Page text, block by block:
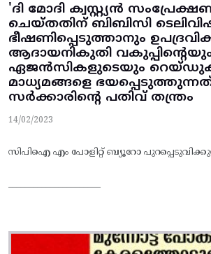
'ദി മോദി ക്വസ്റ്റ്യൻ
ചെയ്തതിന് ബിബിസി
ഭീഷണിപ്പെടുത്താനും
ആദായനികുതി വകുപ്പിന്റെയും
ഏജൻസികളുടെയും
മാധ്യമങ്ങളെ
സർക്കാരിന്റെ പതിവ് തന്ത്രം
14/02/2023
സിപിഐ എം പോളിറ്റ് ബ്യൂറോ